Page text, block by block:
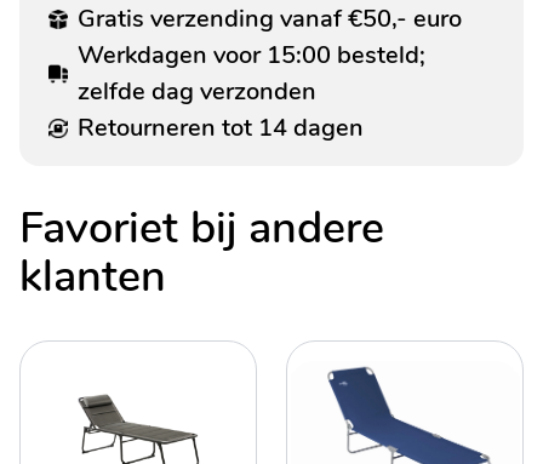
Gratis verzending vanaf €50,- euro
Werkdagen voor 15:00 besteld;
zelfde dag verzonden
Retourneren tot 14 dagen
Favoriet bij andere
klanten